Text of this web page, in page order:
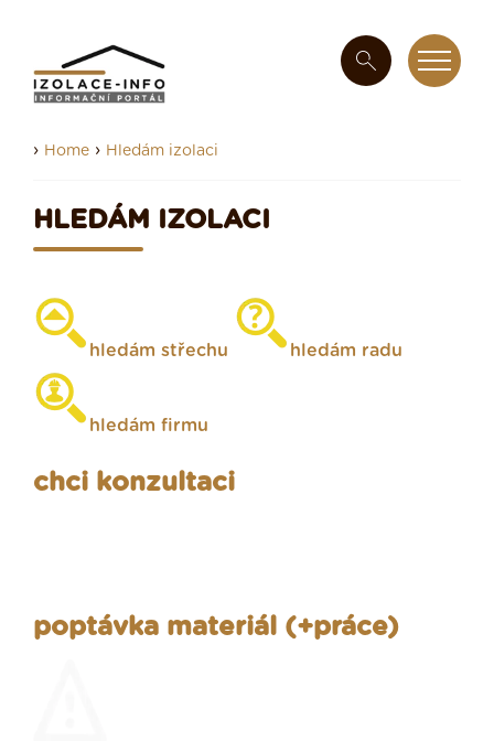
› Home › Hledám izolaci
HLEDÁM IZOLACI
hledám střechu hledám radu
hledám firmu
chci konzultaci
poptávka materiál (+práce)